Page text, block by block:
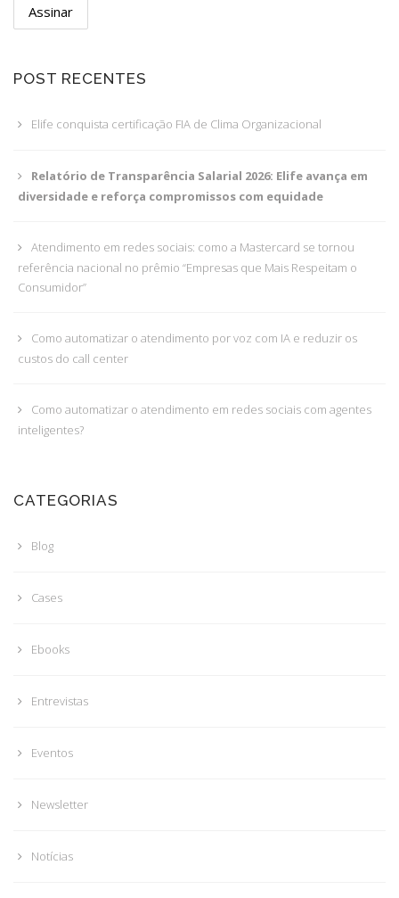
POST RECENTES
Elife conquista certificação FIA de Clima Organizacional
Relatório de Transparência Salarial 2026: Elife avança em
diversidade e reforça compromissos com equidade
Atendimento em redes sociais: como a Mastercard se tornou
referência nacional no prêmio “Empresas que Mais Respeitam o
Consumidor”
Como automatizar o atendimento por voz com IA e reduzir os
custos do call center
Como automatizar o atendimento em redes sociais com agentes
inteligentes?
CATEGORIAS
Blog
Cases
Ebooks
Entrevistas
Eventos
Newsletter
Notícias